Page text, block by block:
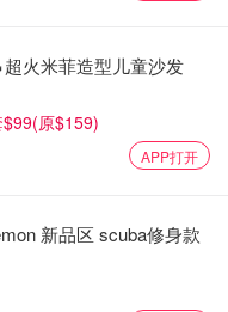
火米菲造型儿童沙发
原$159)
APP打开
新品区 scuba修身款